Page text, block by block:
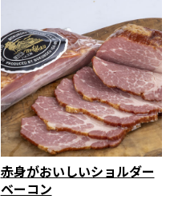
赤身がおいしいショルダー
ベーコン